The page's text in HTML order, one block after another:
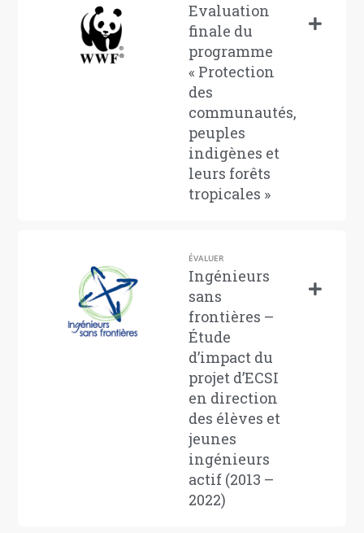
Evaluation
finale du
programme
« Protection
des
communautés,
peuples
indigènes et
leurs forêts
tropicales »
ÉVALUER
Ingénieurs
sans
frontières –
Étude
d’impact du
projet d’ECSI
en direction
des élèves et
jeunes
ingénieurs
actif (2013 –
2022)